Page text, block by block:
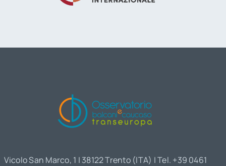
Vicolo San Marco, 1 | 38122 Trento (ITA) | Tel. +39 0461